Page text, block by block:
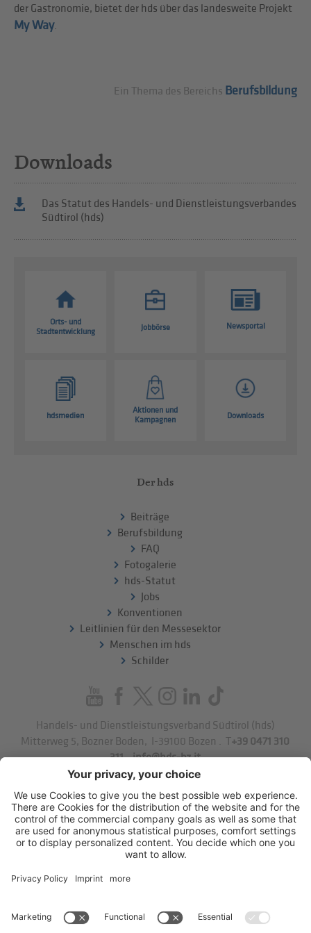
der Gastronomie, bietet der hds über das landesweite Projekt
My Way.
Ein Thema des Bereichs Berufsbildung
Downloads
Das Statut des Handels- und Dienstleistungsverbandes
Südtirol (hds)
Orts- und
Stadtentwicklung
Jobbörse Newsportal
hdsmedien
Aktionen und
Kampagnen
Downloads
Der hds
Beiträge
Berufsbildung
FAQ
Fotogalerie
hds-Statut
Jobs
Konventionen
Leitlinien für den Messesektor
Menschen im hds
Schilder
Handels- und Dienstleistungsverband Südtirol (hds)
Mitterweg 5, Bozner Boden
I-39100 Bozen . T+39 0471 310
311.info@hds-bz.it
Impressum
Datenschutzerklärung
Cookie-Einstellungen
Sitemap